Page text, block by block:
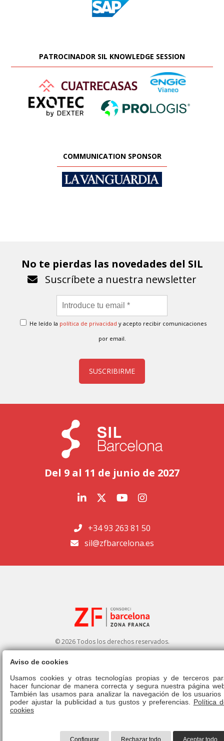
PATROCINADOR SIL KNOWLEDGE SESSION
COMMUNICATION SPONSOR
No te pierdas las novedades del SIL
Suscríbete a nuestra newsletter
He leído la política de privacidad y acepto recibir comunicaciones
por email.
SUSCRIBIRME
Del 9 al 11 de junio de 2027
+34 93 263 81 50
sil@zfbarcelona.es
© 2026 Todos los derechos reservados.
Aviso legal|Política de privacidad|Política de cookies|Canal ético|
Derecho de admisión|Normativa
Aviso de cookies
Usamos cookies y otras tecnologías propias y de terceros
hacer funcionar de manera correcta y segura nuestra página
También las usamos para analizar la navegación de los usuarios
poder ajustar la publicidad a tus gustos y preferencias. Política
cookies
Configurar Rechazar todo Aceptar todo